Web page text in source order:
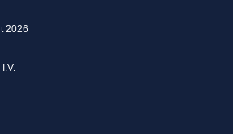
2026